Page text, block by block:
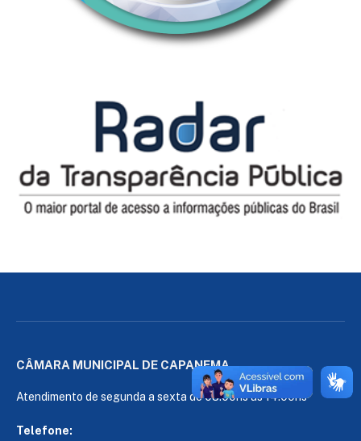
CÂMARA MUNICIPAL DE CAPANEMA
Atendimento de segunda a sexta de 08:00hs às 14:00hs
Telefone: